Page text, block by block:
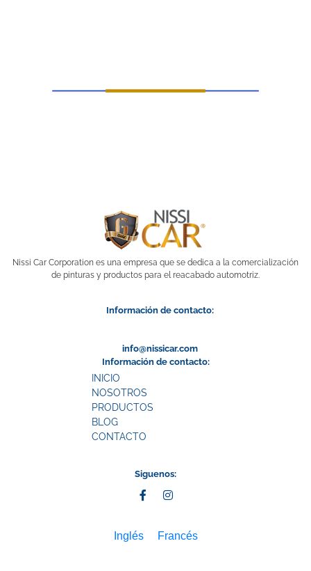
Nissi Car Corporation es una empresa que se dedica a la comercialización
de pinturas y productos para el reacabado automotriz.
Información de contacto:
info@nissicar.com
Información de contacto:
INICIO
NOSOTROS
PRODUCTOS
BLOG
CONTACTO
Siguenos:
Inglés Francés